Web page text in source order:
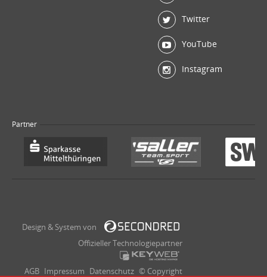
Twitter
YouTube
Instagram
Partner
Design & System von
Offizieller Technologiepartner
AGB Impressum Datenschutz © Copyright